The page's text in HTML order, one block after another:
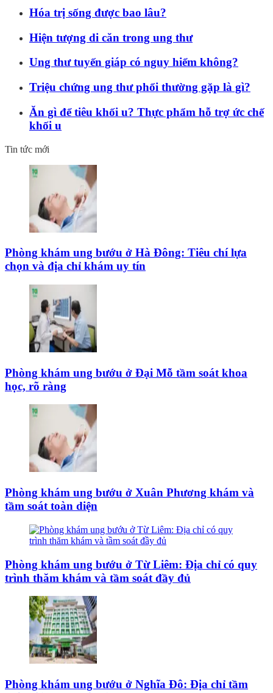
Hóa trị sống được bao lâu?
Hiện tượng di căn trong ung thư
Ung thư tuyến giáp có nguy hiểm không?
Triệu chứng ung thư phổi thường gặp là gì?
Ăn gì để tiêu khối u? Thực phẩm hỗ trợ ức chế
khối u
Tin tức mới
Phòng khám ung bướu ở Hà Đông: Tiêu chí lựa
chọn và địa chỉ khám uy tín
Phòng khám ung bướu ở Đại Mỗ tầm soát khoa
học, rõ ràng
Phòng khám ung bướu ở Xuân Phương khám và
tầm soát toàn diện
Phòng khám ung bướu ở Từ Liêm: Địa chỉ có quy
trình thăm khám và tầm soát đầy đủ
Phòng khám ung bướu ở Nghĩa Đô: Địa chỉ tầm